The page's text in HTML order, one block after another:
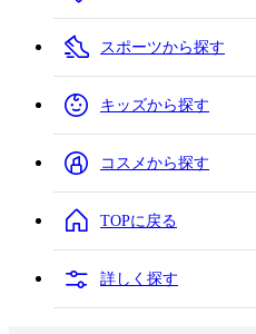
スポーツから探す
キッズから探す
コスメから探す
TOPに戻る
詳しく探す